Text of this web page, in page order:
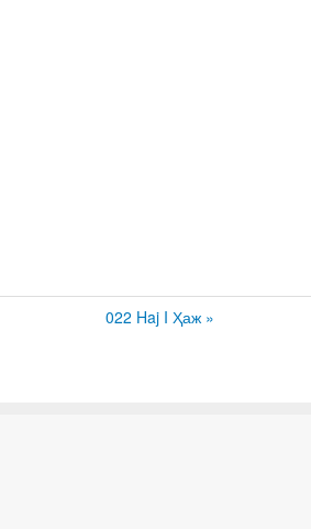
022 Haj I Ҳаж »